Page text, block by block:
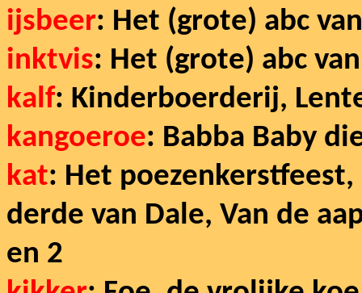
ijsbeer: Het (grote) abc
inktvis: Het (grote) abc
kalf: Kinderboerderij,
kangoeroe: Babba Baby
kat: Het
derde van Dale, Van de
en 2